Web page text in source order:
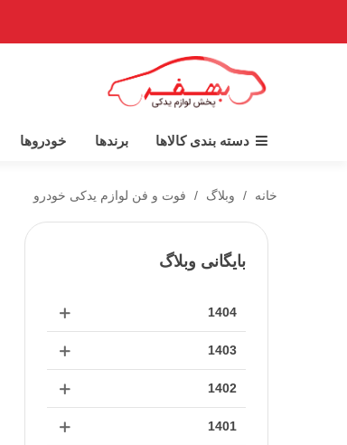
دسته بندی کالاها برندها خودروها
خانه / وبلاگ / فوت و فن لوازم یدکی خودرو
بایگانی وبلاگ
1404
1403
1402
1401